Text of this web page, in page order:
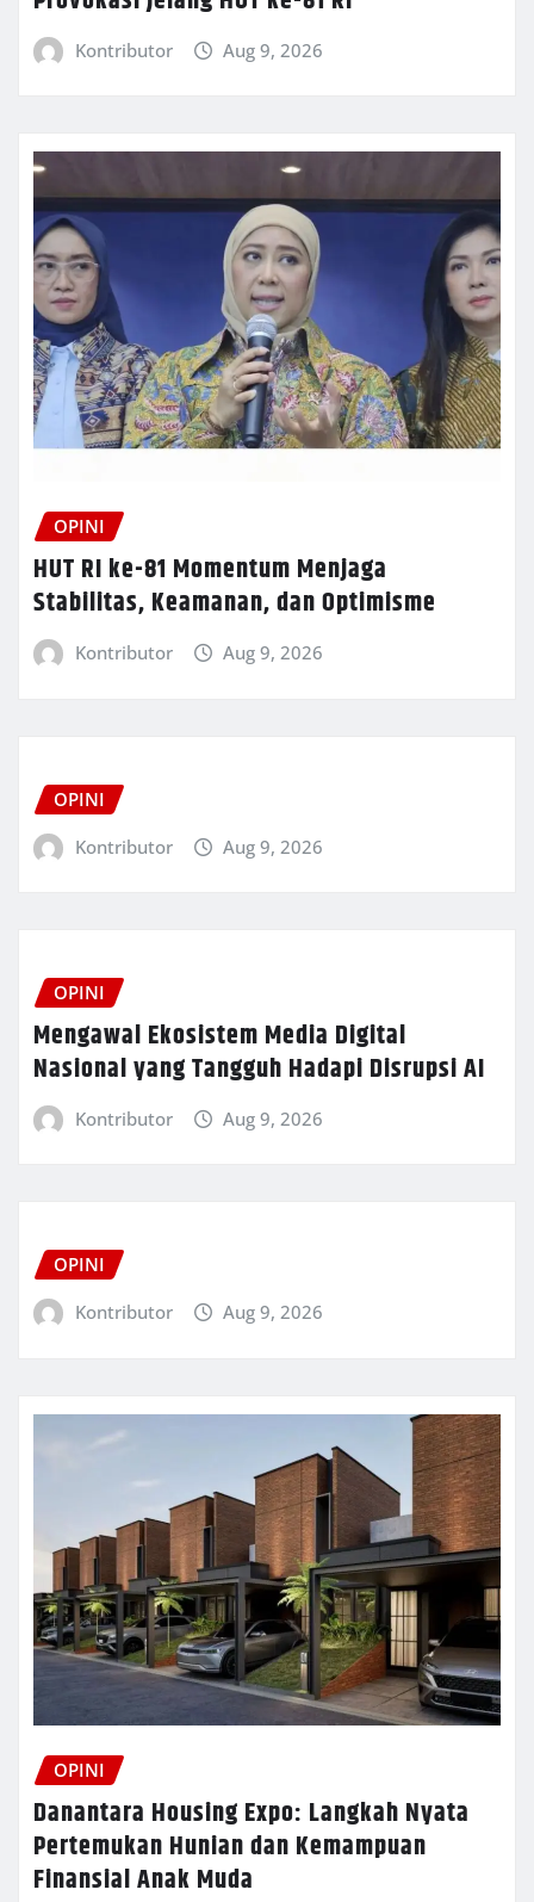
Kontributor Aug 9, 2026
OPINI
HUT RI ke-81 Momentum Menjaga
Stabilitas, Keamanan, dan Optimisme
Kontributor Aug 9, 2026
OPINI
Kontributor
Aug 9, 2026
OPINI
Mengawal Ekosistem Media Digital
Nasional yang Tangguh Hadapi Disrupsi AI
Kontributor Aug 9, 2026
OPINI
Kontributor
Aug 9, 2026
OPINI
Danantara Housing Expo: Langkah Nyata
Pertemukan Hunian dan Kemampuan
Finansial Anak Muda